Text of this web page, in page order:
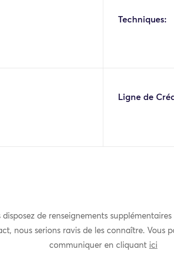
Techniques:
Ligne de
disposez de renseignements
nous serions ravis de les connaître. Vous
communiquer en cliquant ici